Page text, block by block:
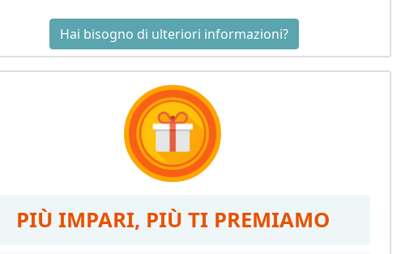
Hai bisogno di ulteriori informazioni?
PIÙ IMPARI, PIÙ TI PREMIAMO